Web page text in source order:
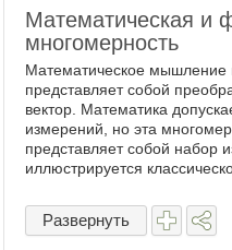
Математическая и
многомерность
Математическое мышление
представляет собой
вектор. Математика
измерений, но эта
представляет собой набор
иллюстрируется
Развернуть